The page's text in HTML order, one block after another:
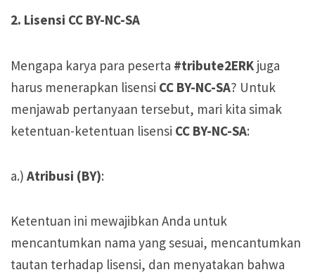
2. Lisensi CC BY-NC-SA
Mengapa karya para peserta #tribute2ERK juga
harus menerapkan lisensi CC BY-NC-SA? Untuk
menjawab pertanyaan tersebut, mari kita simak
ketentuan-ketentuan lisensi CC BY-NC-SA:
a.) Atribusi (BY):
Ketentuan ini mewajibkan Anda untuk
mencantumkan nama yang sesuai, mencantumkan
tautan terhadap lisensi, dan menyatakan bahwa